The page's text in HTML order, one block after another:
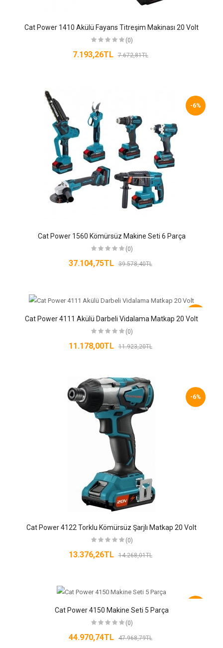
Cat Power 1410 Akülü Fayans Titreşim Makinası 20 Volt
(0)
7.193,26TL 7.672,81TL
-6%
Cat Power 1560 Kömürsüz Makine Seti 6 Parça
(0)
37.104,75TL 39.578,40TL
Cat Power 4111 Akülü Darbeli Vidalama Matkap 20 Volt
(0)
11.178,00TL 11.923,20TL
-6%
Cat Power 4122 Torklu Kömürsüz Şarjlı Matkap 20 Volt
(0)
13.376,26TL 14.268,01TL
Cat Power 4150 Makine Seti 5 Parça
(0)
44.970,74TL 47.968,79TL